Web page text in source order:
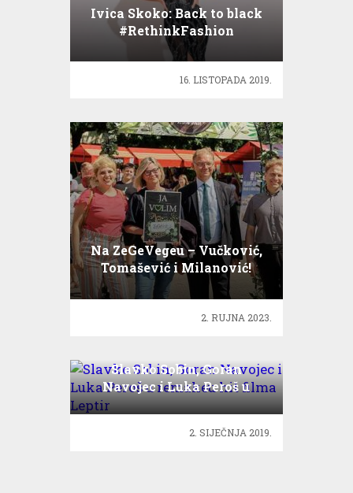
Ivica Skoko: Back to black
#RethinkFashion
16. LISTOPADA 2019.
Na ZeGeVegeu – Vučković,
Tomašević i Milanović!
2. RUJNA 2023.
Slavko Sobin, Goran
Navojec i Luka Peroš u
remakeu hit filma Leptir
2. SIJEČNJA 2019.